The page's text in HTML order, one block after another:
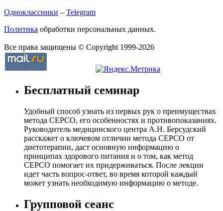
Одноклассники – Telegram
Политика обработки персональных данных.
Все права защищены © Copyright 1999-2026
Бесплатный семинар
Удобный способ узнать из первых рук о преимуществах
метода СЕРСО, его особенностях и противопоказаниях.
Руководитель медицинского центра А.Н. Берсудский
расскажет о ключевом отличии метода СЕРСО от
диетотерапии, даст основную информацию о
принципах здорового питания и о том, как метод
СЕРСО помогает их придерживаться. После лекции
идет часть вопрос-ответ, во время которой каждый
может узнать необходимую информацию о методе.
Групповой сеанс